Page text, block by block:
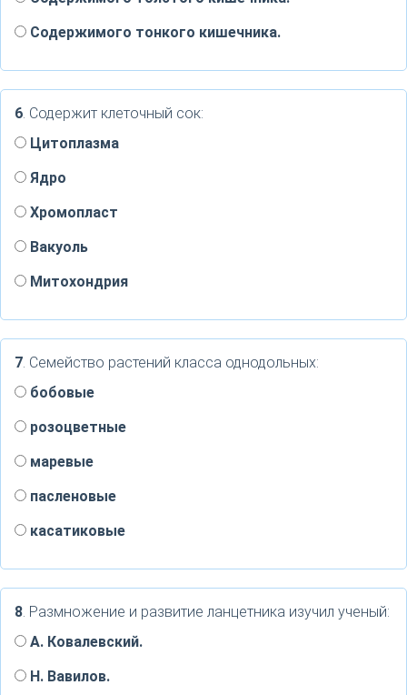
Содержимого тонкого кишечника.
6. Содержит клеточный сок:
Цитоплазма
Ядро
Хромопласт
Вакуоль
Митохондрия
7. Семейство растений класса однодольных:
бобовые
розоцветные
маревые
пасленовые
касатиковые
8. Размножение и развитие ланцетника изучил ученый:
А. Ковалевский.
Н. Вавилов.